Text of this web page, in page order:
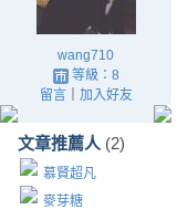
wang710
等級：8
留言｜ 加入好友
文章推薦人 (2)
慕賢超凡
麥芽糖